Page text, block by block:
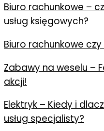
Biuro rachunkowe –
usług księgowych?
Biuro rachunkowe
Zabawy na weselu –
akcji!
Elektryk – Kiedy i
usług specjalisty?